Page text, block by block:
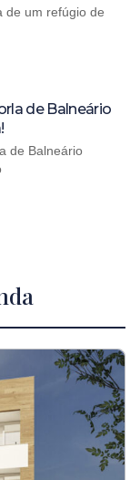
de um refúgio de
de Balneário
de Balneário